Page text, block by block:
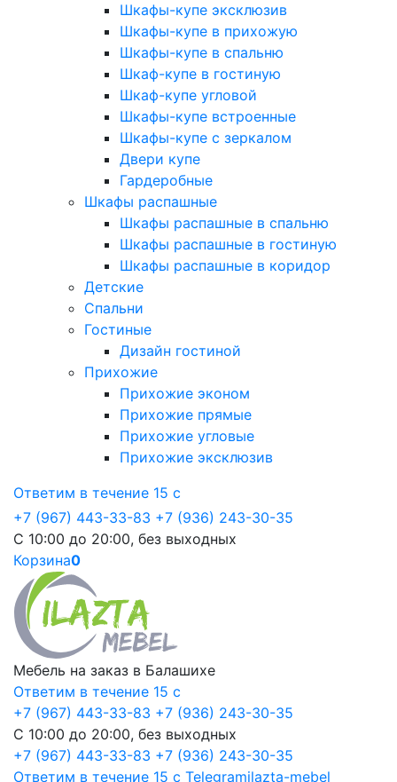
Шкафы-купе эксклюзив
Шкафы-купе в прихожую
Шкафы-купе в спальню
Шкаф-купе в гостиную
Шкаф-купе угловой
Шкафы-купе встроенные
Шкафы-купе с зеркалом
Двери купе
Гардеробные
Шкафы распашные
Шкафы распашные в спальню
Шкафы распашные в гостиную
Шкафы распашные в коридор
Детские
Спальни
Гостиные
Дизайн гостиной
Прихожие
Прихожие эконом
Прихожие прямые
Прихожие угловые
Прихожие эксклюзив
Ответим в течение 15 с
+7 (967) 443-33-83 +7 (936) 243-30-35
С 10:00 до 20:00, без выходных
Корзина0
Мебель на заказ в Балашихе
Ответим в течение 15 с
+7 (967) 443-33-83 +7 (936) 243-30-35
С 10:00 до 20:00, без выходных
+7 (967) 443-33-83 +7 (936) 243-30-35
Ответим в течение 15 с Telegramilazta-mebel